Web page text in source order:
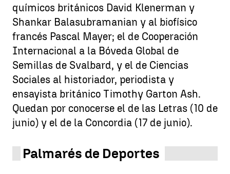
químicos británicos David Klenerman y
Shankar Balasubramanian y al biofísico
francés Pascal Mayer; el de Cooperación
Internacional a la Bóveda Global de
Semillas de Svalbard, y el de Ciencias
Sociales al historiador, periodista y
ensayista británico Timothy Garton Ash.
Quedan por conocerse el de las Letras (10 de
junio) y el de la Concordia (17 de junio).
Palmarés de Deportes